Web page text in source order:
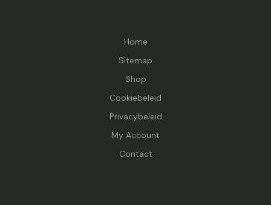
Home
Sitemap
Shop
Cookiebeleid
Privacybeleid
My Account
Contact